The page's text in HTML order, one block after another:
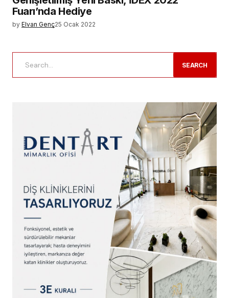
Fuarı’nda Hediye
by Elvan Genç25 Ocak 2022
SEARCH